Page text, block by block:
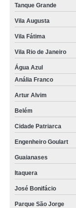
tomografia para tumor
tomografia de crânio
tomografias para tumor
tomografia dos ossos
clínica para tomografia
tomografia do joelho
tomografias do joelho
tomografia de fígado
tomografia dos ossos
tomografia intestinal em
Tanque Grande
Vila Augusta
Vila Fátima
Vila Rio de Janeiro
Água Azul
Anália Franco
Artur Alvim
Belém
Cidade Patriarca
Engenheiro Goulart
Guaianases
Itaquera
José Bonifácio
Parque São Jorge